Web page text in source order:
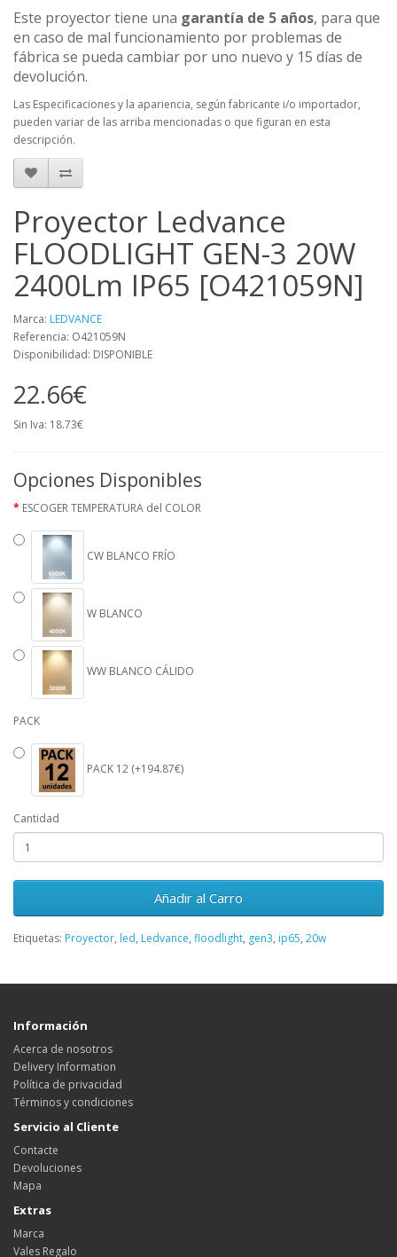
Este proyector tiene una garantía de 5 años, para que
en caso de mal funcionamiento por problemas de
fábrica se pueda cambiar por uno nuevo y 15 días de
devolución.
Las Especificaciones y la apariencia, según fabricante i/o importador,
pueden variar de las arriba mencionadas o que figuran en esta
descripción.
Proyector Ledvance
FLOODLIGHT GEN-3 20W
2400Lm IP65 [O421059N]
Marca: LEDVANCE
Referencia: O421059N
Disponibilidad: DISPONIBLE
22.66€
Sin Iva: 18.73€
Opciones Disponibles
ESCOGER TEMPERATURA del COLOR
CW BLANCO FRÍO
W BLANCO
WW BLANCO CÁLIDO
PACK
PACK 12 (+194.87€)
Cantidad
Añadir al Carro
Etiquetas: Proyector, led, Ledvance, floodlight, gen3, ip65, 20w
Información
Acerca de nosotros
Delivery Information
Política de privacidad
Términos y condiciones
Servicio al Cliente
Contacte
Devoluciones
Mapa
Extras
Marca
Vales Regalo